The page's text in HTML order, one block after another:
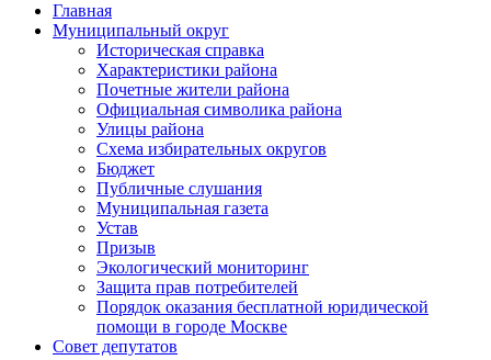
Главная
Муниципальный округ
Историческая справка
Характеристики района
Почетные жители района
Официальная символика района
Улицы района
Схема избирательных округов
Бюджет
Публичные слушания
Муниципальная газета
Устав
Призыв
Экологический мониторинг
Защита прав потребителей
Порядок оказания бесплатной юридической
помощи в городе Москве
Совет депутатов